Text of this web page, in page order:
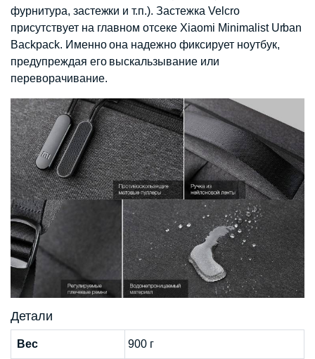
фурнитура, застежки и т.п.). Застежка Velcro
присутствует на главном отсеке Xiaomi Minimalist Urban
Backpack. Именно она надежно фиксирует ноутбук,
предупреждая его выскальзывание или
переворачивание.
Детали
Вес 900 г